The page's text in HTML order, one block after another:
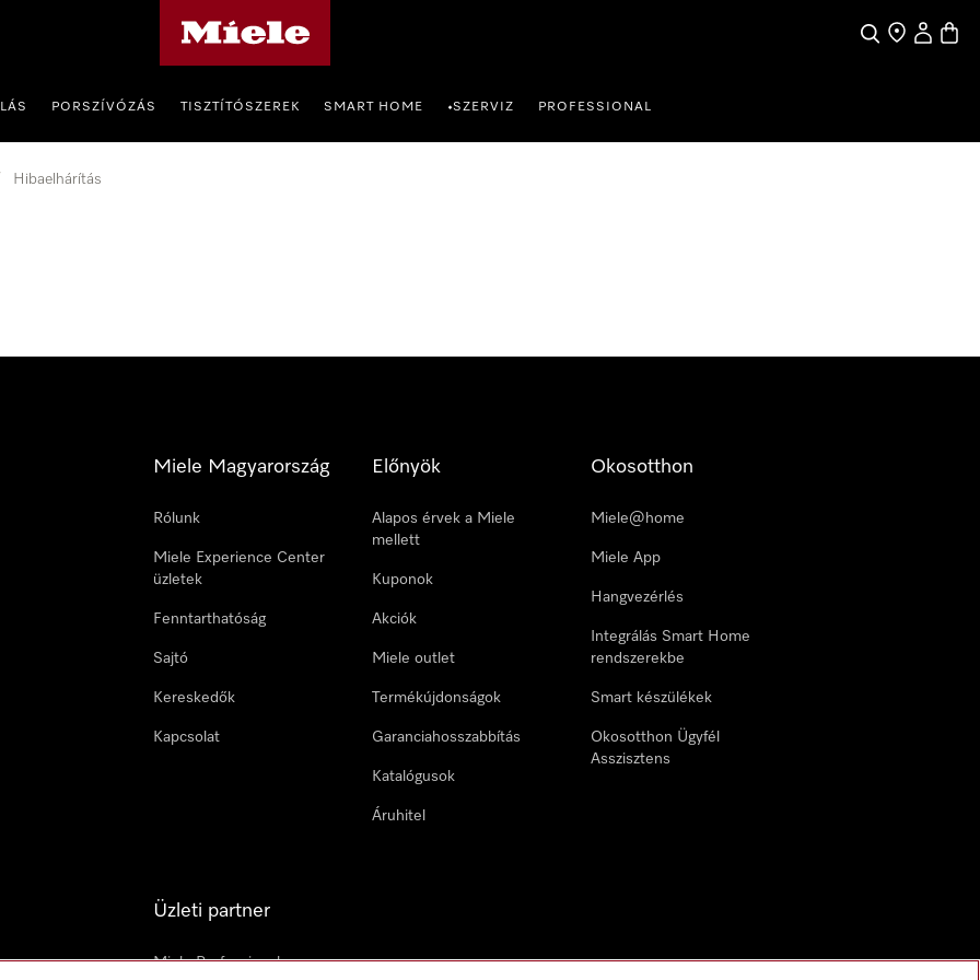
KeresesÜzletkereső
Saját profil
PORSZÍVÓZÁS TISZTÍTÓSZEREK SMART HOME •SZERVIZ PROFESSIONAL
Hibaelhárítás
Miele Magyarország
Rólunk
Miele Experience Center
üzletek
Fenntarthatóság
Sajtó
Kereskedők
Kapcsolat
Előnyök
Alapos érvek a Miele
mellett
Kuponok
Akciók
Miele outlet
Termékújdonságok
Garanciahosszabbítás
Katalógusok
Áruhitel
Okosotthon
Miele@home
Miele App
Hangvezérlés
Integrálás Smart Home
rendszerekbe
Smart készülékek
Okosotthon Ügyfél
Asszisztens
Üzleti partner
Miele Professional